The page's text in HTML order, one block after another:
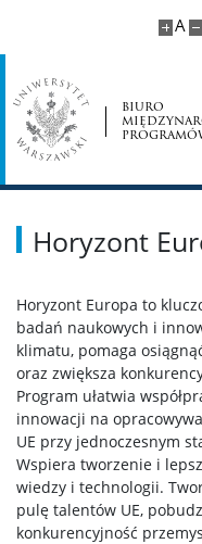
A
biuro
Horyzont
Horyzont Europa to
badań naukowych i
klimatu, pomaga
oraz zwiększa
Program ułatwia
innowacji na
UE przy jednoczesnym
Wspiera tworzenie i
wiedzy i technologii.
pulę talentów UE,
konkurencyjność